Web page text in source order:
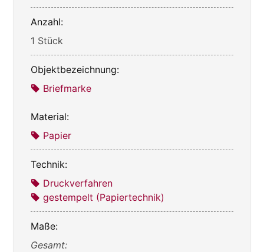
Anzahl:
1 Stück
Objektbezeichnung:
Briefmarke
Material:
Papier
Technik:
Druckverfahren
gestempelt (Papiertechnik)
Maße:
Gesamt: